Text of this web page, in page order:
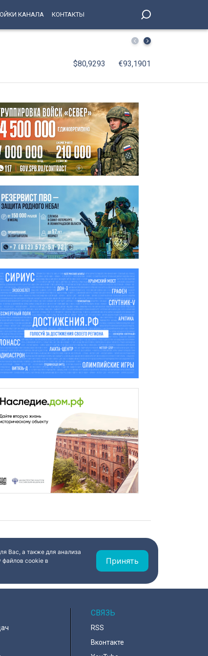
КАНАЛА КОНТАКТЫ
В Петербурге число легальных машин такси
$80,9293 €93,1901
Вас, а также для анализа
файлов cookie в
Принять
СВЯЗЬ
RSS
Вконтакте